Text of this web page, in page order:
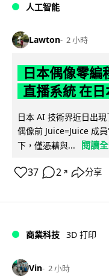
人工智能
Lawton 2 小時
日本偶像零編
直播系統 在
日本 AI 技術界近日出
偶像前 Juice=Juice 成
下，僅憑藉與...
閱讀
37 2 ↗ 分享
商業科技 3D 打印
Vin 2 小時